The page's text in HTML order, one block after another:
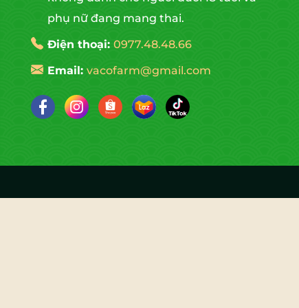
phụ nữ đang mang thai.
Điện thoại: 0977.48.48.66
Email: vacofarm@gmail.com